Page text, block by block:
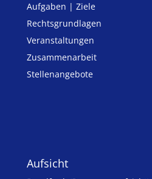
Aufgaben | Ziele
Rechtsgrundlagen
Veranstaltungen
Zusammenarbeit
Stellenangebote
Aufsicht